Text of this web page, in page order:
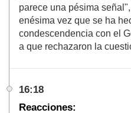
parece una pésima
enésima vez que se ha
condescendencia con el
a que rechazaron la
16:18
Reacciones: